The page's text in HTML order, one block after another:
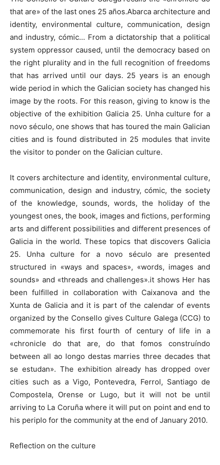
that are» of the last ones 25 años.Abarca architecture and
identity, environmental culture, communication, design
and industry, cómic… From a dictatorship that a political
system oppressor caused, until the democracy based on
the right plurality and in the full recognition of freedoms
that has arrived until our days. 25 years is an enough
wide period in which the Galician society has changed his
image by the roots. For this reason, giving to know is the
objective of the exhibition Galicia 25. Unha culture for a
novo século, one shows that has toured the main Galician
cities and is found distributed in 25 modules that invite
the visitor to ponder on the Galician culture.
It covers architecture and identity, environmental culture,
communication, design and industry, cómic, the society
of the knowledge, sounds, words, the holiday of the
youngest ones, the book, images and fictions, performing
arts and different possibilities and different presences of
Galicia in the world. These topics that discovers Galicia
25. Unha culture for a novo século are presented
structured in «ways and spaces», «words, images and
sounds» and «threads and challenges».it shows Her has
been fulfilled in collaboration with Caixanova and the
Xunta de Galicia and it is part of the calendar of events
organized by the Consello gives Culture Galega (CCG) to
commemorate his first fourth of century of life in a
«chronicle do that are, do that fomos construíndo
between all ao longo destas marries three decades that
se estudan». The exhibition already has dropped over
cities such as a Vigo, Pontevedra, Ferrol, Santiago de
Compostela, Orense or Lugo, but it will not be until
arriving to La Coruña where it will put on point and end to
his periplo for the community at the end of January 2010.
Reflection on the culture